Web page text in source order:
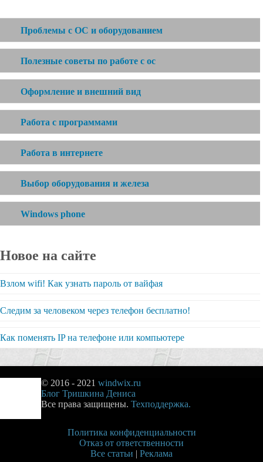
Проблемы с ОС и оборудованием
Полезные советы по работе с ос
Оформление и внешний вид
Работа с программами
Работа в интернете
Выбор оборудования и железа
Windows phone
Новое на сайте
Взлом wifi! Как узнать пароль от вайфая
Следим за человеком через телефон бесплатно!
Как поменять IP на телефоне или компьютере
© 2016 - 2021 windwix.ru
Блог Тришкина Дениса
Все права защищены. Техподдержка.
Политика конфиденциальности
Отказ от ответственности
Все статьи | Реклама